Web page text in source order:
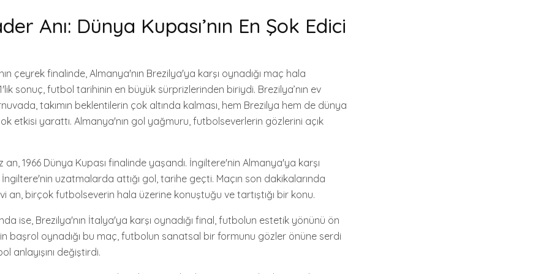
Anı: Dünya Kupası’nın En Şok Edici
çeyrek finalinde, Almanya'nın Brezilya'ya karşı oynadığı maç hala
sonuç, futbol tarihinin en büyük sürprizlerinden biriydi. Brezilya’nın ev
takımın beklentilerin çok altında kalması, hem Brezilya hem de dünya
etkisi yarattı. Almanya'nın gol yağmuru, futbolseverlerin gözlerini açık
1966 Dünya Kupası finalinde yaşandı. İngiltere'nin Almanya'ya karşı
uzatmalarda attığı gol, tarihe geçti. Maçın son dakikalarında
an, birçok futbolseverin hala üzerine konuştuğu ve tartıştığı bir konu.
ise, Brezilya'nın İtalya'ya karşı oynadığı final, futbolun estetik yönünü ön
başrol oynadığı bu maç, futbolun sanatsal bir formunu gözler önüne serdi
anlayışını değiştirdi.